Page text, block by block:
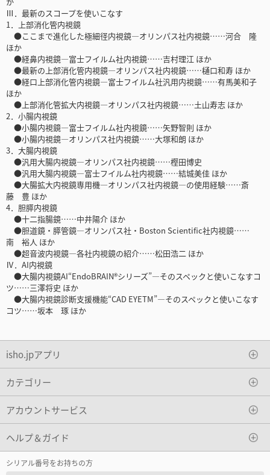
Ⅲ．最新のスコープを使いこなす
1．上部消化管内視鏡
●ここまで進化した極細径内視鏡―オリンパス社内視鏡……河合 隆
ほか
●経鼻内視鏡―富士フイルム社内視鏡……吉村理江 ほか
●最新の上部消化管内視鏡―オリンパス社内視鏡……樋口和寿 ほか
●経口上部消化管内視鏡―富士フイルム社汎用内視鏡……有馬美和子
ほか
●上部消化管拡大内視鏡―オリンパス社内視鏡……土山寿志 ほか
2．小腸内視鏡
●小腸内視鏡―富士フイルム社内視鏡……矢野智則 ほか
●小腸内視鏡―オリンパス社内視鏡……大塚和朗 ほか
3．大腸内視鏡
●汎用大腸内視鏡―オリンパス社内視鏡……樫田博史
●汎用大腸内視鏡―富士フイルム社内視鏡……結城美佳 ほか
●大腸拡大内視鏡専用機―オリンパス社内視鏡―の使用経験……斎
藤 豊 ほか
4．胆膵内視鏡
●十二指腸鏡……中井陽介 ほか
●胆道鏡・膵管鏡―オリンパス社・Boston Scientific社内視鏡……
南 裕人 ほか
●超音波内視鏡―各社内視鏡の紹介……松田浩二 ほか
Ⅳ．AI内視鏡
●大腸内視鏡AI“EndoBRAIN®シリーズ”―そのスペックと使いこなすコ
ツ……三澤将史 ほか
●大腸内視鏡診断支援機能“CAD EYETM”―そのスペックと使いこなす
コツ……坂本 琢 ほか
isho.jpアプリ
カテゴリー
アカウントサービス
ヘルプ＆ガイド
シリアル番号をお持ちの方